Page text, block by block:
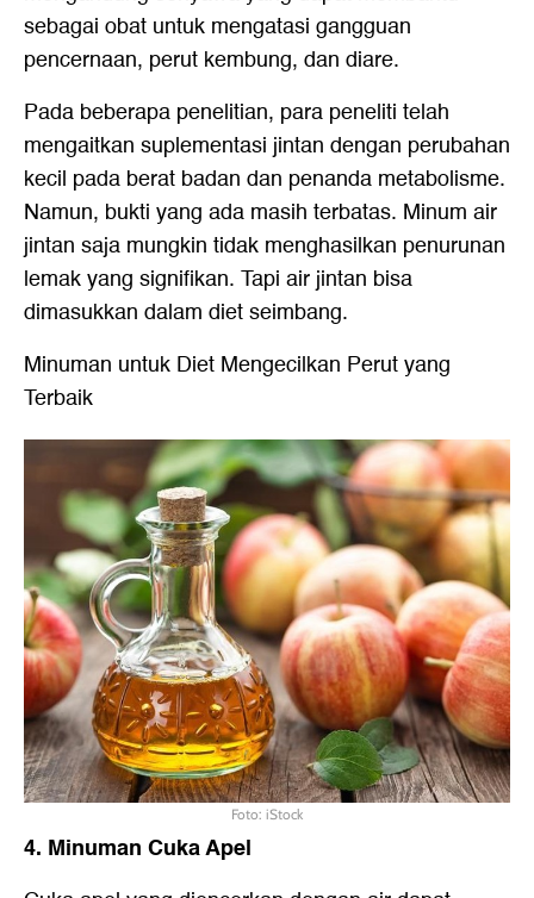
sebagai obat untuk mengatasi gangguan
pencernaan, perut kembung, dan diare.
Pada beberapa penelitian, para peneliti telah
mengaitkan suplementasi jintan dengan perubahan
kecil pada berat badan dan penanda metabolisme.
Namun, bukti yang ada masih terbatas. Minum air
jintan saja mungkin tidak menghasilkan penurunan
lemak yang signifikan. Tapi air jintan bisa
dimasukkan dalam diet seimbang.
Minuman untuk Diet Mengecilkan Perut yang
Terbaik
Foto: iStock
4. Minuman Cuka Apel